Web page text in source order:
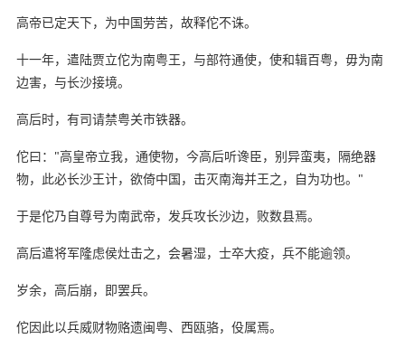
高帝已定天下，为中国劳苦，故释佗不诛。
十一年，遣陆贾立佗为南粤王，与部符通使，使和辑百粤，毋为南
边害，与长沙接境。
高后时，有司请禁粤关市铁器。
佗曰："高皇帝立我，通使物，今高后听谗臣，别异蛮夷，隔绝器
物，此必长沙王计，欲倚中国，击灭南海并王之，自为功也。"
于是佗乃自尊号为南武帝，发兵攻长沙边，败数县焉。
高后遣将军隆虑侯灶击之，会暑湿，士卒大疫，兵不能逾领。
岁余，高后崩，即罢兵。
佗因此以兵威财物赂遗闽粤、西瓯骆，伇属焉。